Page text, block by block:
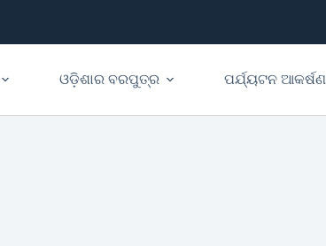
ଓଡ଼ିଶାର ବରପୁତ୍ର ପର୍ଯ୍ୟଟନ ଆକର୍ଷଣ